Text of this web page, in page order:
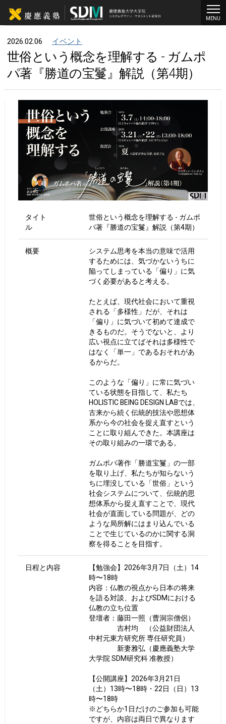
2026.02.06 イベント
世俗という概念を理解する - ガムポ
パ著『勝道の宝鬘』解説（第4期）
タイト
ル
世俗という概念を理解する - ガムポ
パ著『勝道の宝鬘』解説（第4期）
概要
システム思考を本当の意味で活用
するためには、気づかないうちに
陥ってしまっている「偏り」に気
づく必要があると考える。
たとえば、現代社会において重視
される「多様性」だが、それは
「偏り」に気づいて初めて達成で
きるものだ。そうでないと、より
広い視点に立てばそれは多様性で
はなく「単一」であるおそれがあ
るからだ。
このような「偏り」に常に気づい
ている状態を目指して、私たち
HOLISTIC BEING DESIGN LABでは、
古来から続く伝統的技法や思想体
系から今の社会を捉え直すという
ことに取り組んできた。本講座は
その取り組みの一環である。
ガムポパ著作「勝道宝鬘」の一部
を取り上げ、私たちが知らないう
ちに埋没している「世俗」という
社会システムについて、伝統的思
想体系から捉え直すことで、現代
社会が直面している問題が、どの
ような局所解にはまり込んでいる
ことで生じているのかに関する洞
察を得ることを目指す。
日程と内容
【勉強会】2026年3月7日（土）14
時〜18時
内容：仏教の視点から日本の将来
を語る対談、およびSDMにおける
仏教の立ち位置
登壇者：藤田一照（曹洞宗僧侶）
吉村均 （公益財団法人
中村元東方研究所 専任研究員）
新妻雅弘（慶應義塾大学
大学院 SDM研究科 准教授）
【公開講座】2026年3月21日
（土）13時〜18時・22日（日）13
時〜18時
※どちらか1日だけのご参加も可能
ですが、内容は両日で異なります
MENU